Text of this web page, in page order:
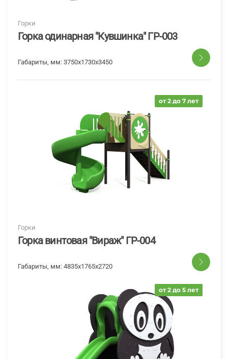
Горки
Горка одинарная "Кувшинка" ГР-003
Габариты, мм: 3750x1730x3450
от 2 до 7 лет
Горки
Горка винтовая "Вираж" ГР-004
Габариты, мм: 4835x1765x2720
от 2 до 5 лет